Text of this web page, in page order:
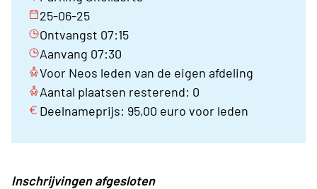
25-06-25
Ontvangst 07:15
Aanvang 07:30
Voor Neos leden van de eigen afdeling
Aantal plaatsen resterend: 0
Deelnameprijs: 95,00 euro voor leden
Inschrijvingen afgesloten